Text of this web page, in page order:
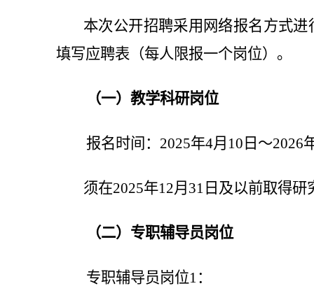
本次公开招聘采用网络报名方式进
填写应聘表（每人限报一个岗位）。
（一）教学科研岗位
报名时间：2025年4月10日～2026
须在2025年12月31日及以前取得
（二）专职辅导员岗位
专职辅导员岗位1：